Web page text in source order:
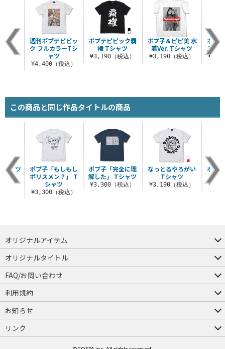
ポプテピピック覇
権 Tシャツ
¥3,190（税込）
ポプ子＆ピピ美 水
着Ver. Tシャツ
¥3,190（税込）
ポプ
スチ
週刊ポプテピピッ
ク フルカラーTシ
ャツ
¥4,400（税込）
この商品と同じ作品タイトルの商品
ポプ子「完全に理
解した」 Tシャツ
¥3,300（税込）
なっとるやろがい
Tシャツ
¥3,190（税込）
ポプ
権
シャツ
込）
ポプ子「もしもし
ポリスメン？」 T
シャツ
¥3,300（税込）
オリジナルアイテム
つままれ
つかまれ
ピョコッテ
オリジナルタイトル
アイテムヤ
ミスカトニック大學購買部
FAQ/お問い合わせ
FAQ
お問い合わせ
利用規約
会員規約・ポイント規約
特定商取引法に関する表示
プライバシーポリシー
お知らせ
店舗情報
採用情報
発売日変更のお知らせ
販売代理店・取扱店募集
海外のご案内（English）
リンク